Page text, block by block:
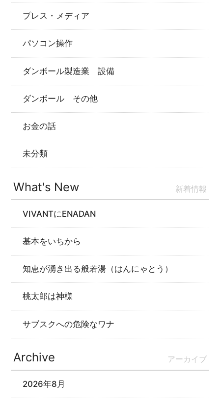
プレス・メディア
パソコン操作
ダンボール製造業 設備
ダンボール その他
お金の話
未分類
What's New 新着情報
VIVANTにENADAN
基本をいちから
知恵が湧き出る般若湯（はんにゃとう）
桃太郎は神様
サブスクへの危険なワナ
Archive アーカイブ
2026年8月